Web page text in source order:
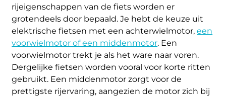
rijeigenschappen van de fiets worden er
grotendeels door bepaald. Je hebt de keuze uit
elektrische fietsen met een achterwielmotor,een
voorwielmotor of een middenmotor. Een
voorwielmotor trekt je als het ware naar voren.
Dergelijke fietsen worden vooral voor korte ritten
gebruikt. Een middenmotor zorgt voor de
prettigste rijervaring, aangezien de motor zich bij